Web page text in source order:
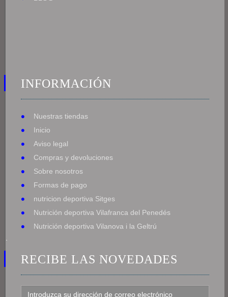
INFORMACIÓN
Nuestras tiendas
Inicio
Aviso legal
Compras y devoluciones
Sobre nosotros
Formas de pago
nutricion deportiva Sitges
Nutrición deportiva Vilafranca del Penedés
Nutrición deportiva Vilanova i la Geltrú
RECIBE LAS NOVEDADES